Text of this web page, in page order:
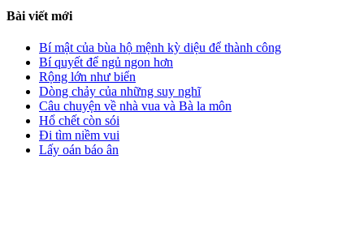
Bài viết mới
Bí mật của bùa hộ mệnh kỳ diệu để thành công
Bí quyết để ngủ ngon hơn
Rộng lớn như biển
Dòng chảy của những suy nghĩ
Câu chuyện về nhà vua và Bà la môn
Hổ chết còn sói
Đi tìm niềm vui
Lấy oán báo ân